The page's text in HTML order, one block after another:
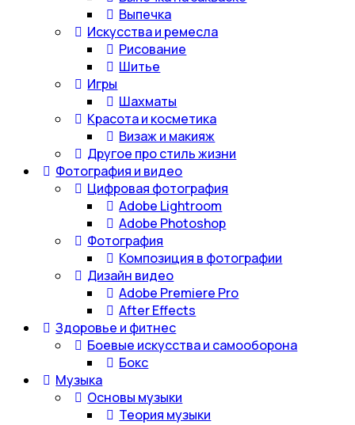
Выпечка
Искусства и ремесла
Рисование
Шитье
Игры
Шахматы
Красота и косметика
Визаж и макияж
Другое про стиль жизни
Фотография и видео
Цифровая фотография
Adobe Lightroom
Adobe Photoshop
Фотография
Композиция в фотографии
Дизайн видео
Adobe Premiere Pro
After Effects
Здоровье и фитнес
Боевые искусства и самооборона
Бокс
Музыка
Основы музыки
Теория музыки